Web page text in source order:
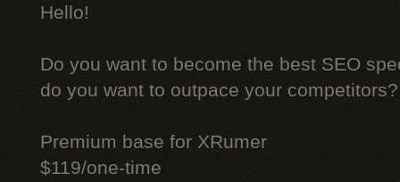
Hello!
Do you want to become the best SEO
do you want to outpace your competitors?
Premium base for XRumer
$119/one-time